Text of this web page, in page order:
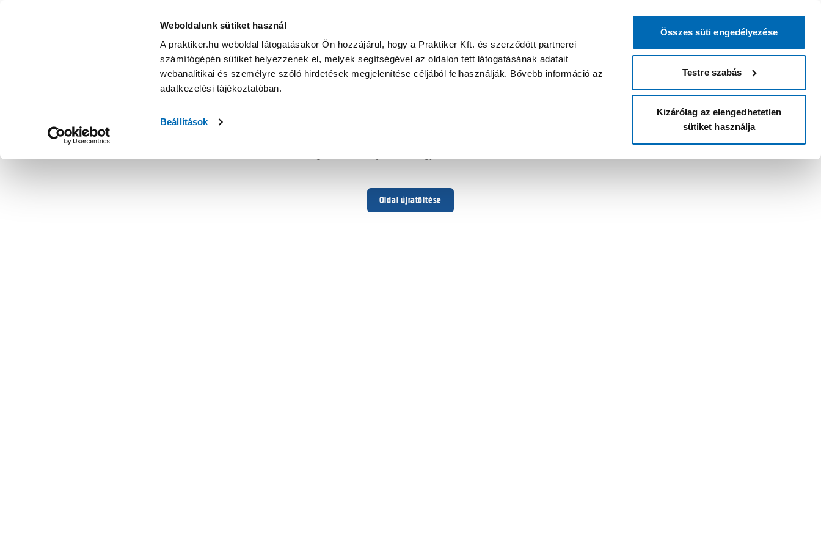
Weboldalunk sütiket használ
A praktiker.hu weboldal látogatásakor Ön hozzájárul, hogy a Praktiker Kft. és szerződött partnerei
számítógépén sütiket helyezzenek el, melyek segítségével az oldalon tett látogatásának adatait
webanalitikai és személyre szóló hirdetések megjelenítése céljából felhasználják. Bővebb információ az
adatkezelési tájékoztatóban.
Beállítások
Összes süti engedélyezése
Testre szabás
Kizárólag az elengedhetetlen
sütiket használja
Oldal újratöltése